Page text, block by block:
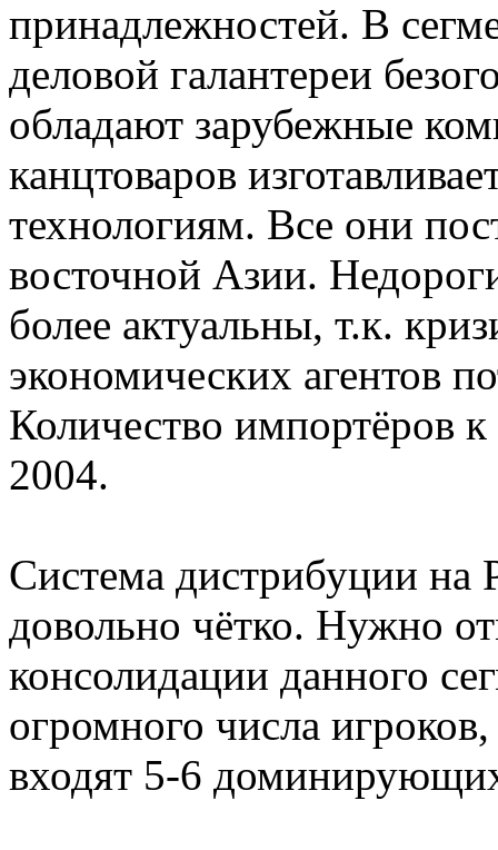
принадлежностей. В
деловой галантереи
обладают зарубежные
канцтоваров
технологиям. Все они
восточной Азии.
более актуальны, т.к.
экономических агентов
Количество импортёров
2004.
Система дистрибуции на
довольно чётко. Нужно
консолидации данного
огромного числа
входят 5-6